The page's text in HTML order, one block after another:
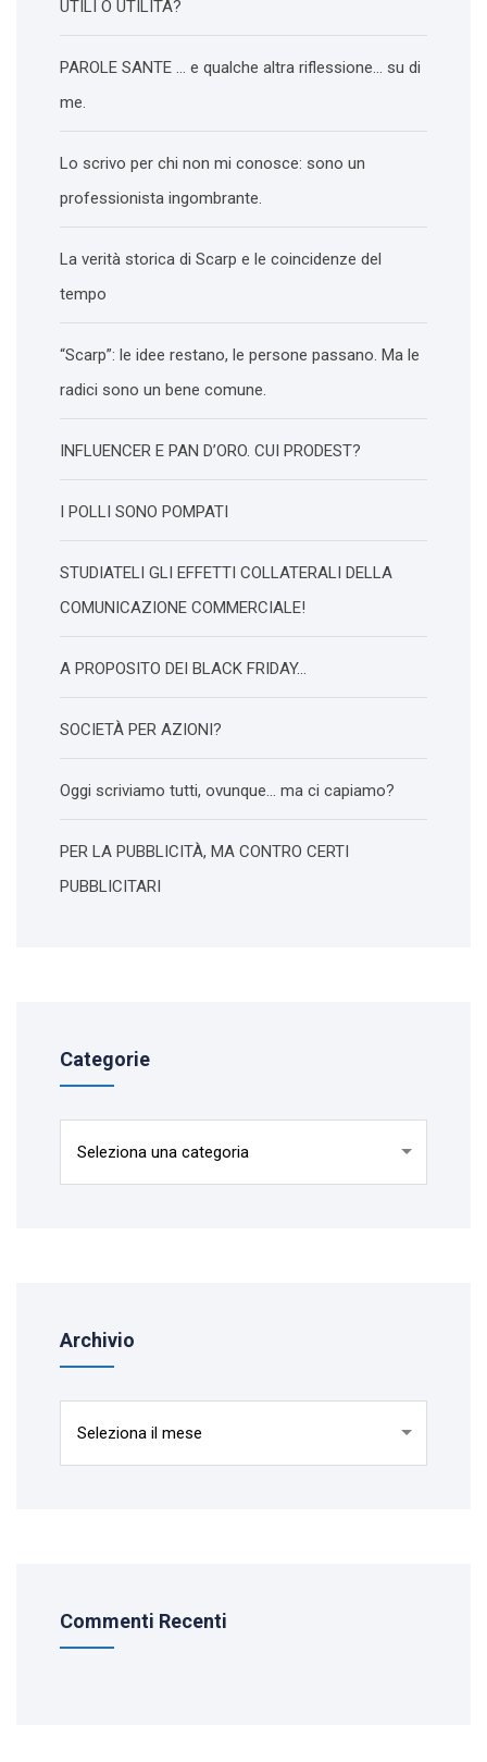
UTILI O UTILITÀ?
PAROLE SANTE … e qualche altra riflessione… su di
me.
Lo scrivo per chi non mi conosce: sono un
professionista ingombrante.
La verità storica di Scarp e le coincidenze del
tempo
“Scarp”: le idee restano, le persone passano. Ma le
radici sono un bene comune.
INFLUENCER E PAN D’ORO. CUI PRODEST?
I POLLI SONO POMPATI
STUDIATELI GLI EFFETTI COLLATERALI DELLA
COMUNICAZIONE COMMERCIALE!
A PROPOSITO DEI BLACK FRIDAY…
SOCIETÀ PER AZIONI?
Oggi scriviamo tutti, ovunque… ma ci capiamo?
PER LA PUBBLICITÀ, MA CONTRO CERTI
PUBBLICITARI
Categorie
Archivio
Commenti Recenti